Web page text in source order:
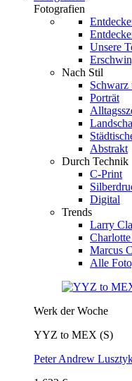
Fotografien
Unsere
Nach Stil
Porträt
Abstrakt
Durch Technik
C-Print
Digital
Trends
Larry
Marcus
Alle
Werk der Woche
YYZ to MEX (S)
Peter Andrew